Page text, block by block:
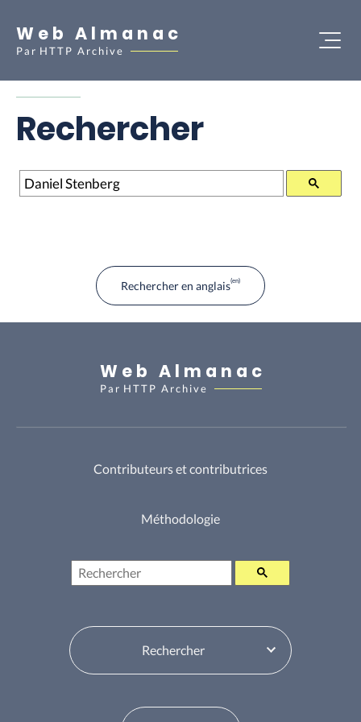
Web Almanac
Par HTTP Archive
Rechercher
Rechercher
Rechercher en anglais
Web Almanac
Par HTTP Archive
Contributeurs et contributrices
Méthodologie
Rechercher
Sélecteur de table des matières